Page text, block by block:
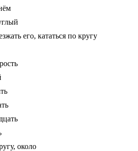
его, кататься по кругу
около